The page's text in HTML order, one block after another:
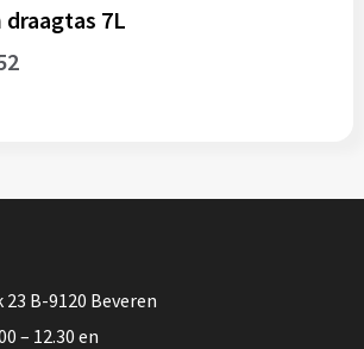
7L
B-9120 Beveren
– 12.30 en